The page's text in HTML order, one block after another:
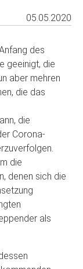
05.05.2020
des
geeinigt, die
aber mehren
die das
die
Corona-
die
denen sich die
als